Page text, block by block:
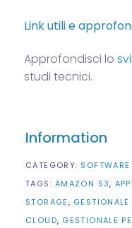
Link utili e
Approfondisci lo
studi tecnici.
Information
CATEGORY:
TAGS: AMAZON S3
STORAGE
CLOUD GESTIONALE